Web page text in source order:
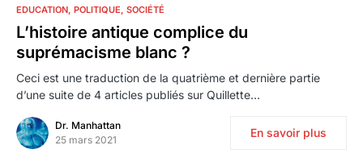
EDUCATION POLITIQUE SOCIÉTÉ
L’histoire antique complice du
suprémacisme blanc ?
Ceci est une traduction de la quatrième et dernière partie
d’une suite de 4 articles publiés sur Quillette…
Dr. Manhattan
25 mars 2021
En savoir plus